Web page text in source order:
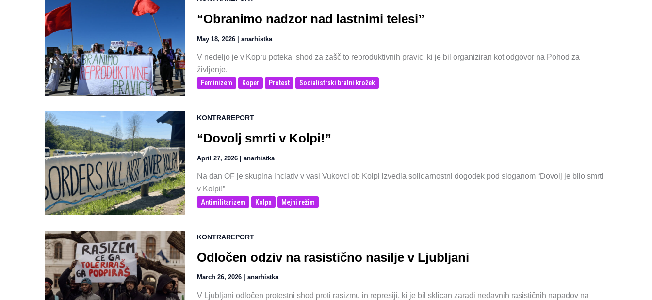
“Obranimo nadzor nad lastnimi telesi”
May 18, 2026 | anarhistka
V nedeljo je v Kopru potekal shod za zaščito reproduktivnih pravic, ki je bil organiziran kot odgovor na Pohod za
življenje.
Feminizem Koper Protest Socialistrski bralni krožek
KONTRAREPORT
“Dovolj smrti v Kolpi!”
April 27, 2026 | anarhistka
Na dan OF je skupina inciativ v vasi Vukovci ob Kolpi izvedla solidarnostni dogodek pod sloganom “Dovolj je bilo smrti
v Kolpi!”
Antimilitarizem Kolpa Mejni režim
KONTRAREPORT
Odločen odziv na rasistično nasilje v Ljubljani
March 26, 2026 anarhistka
V Ljubljani odločen protestni shod proti rasizmu in represiji, ki je bil sklican zaradi nedavnih rasističnih napadov na